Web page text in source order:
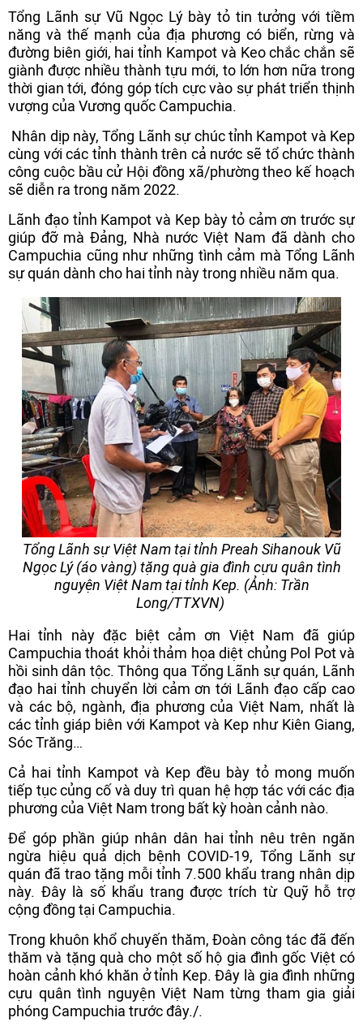
Tổng Lãnh sự Vũ Ngọc Lý bày tỏ tin tưởng với tiềm
năng và thế mạnh của địa phương có biển, rừng và
đường biên giới, hai tỉnh Kampot và Keo chắc chắn sẽ
giành được nhiều thành tựu mới, to lớn hơn nữa trong
thời gian tới, đóng góp tích cực vào sự phát triển thịnh
vượng của Vương quốc Campuchia.
Nhân dịp này, Tổng Lãnh sự chúc tỉnh Kampot và Kep
cùng với các tỉnh thành trên cả nước sẽ tổ chức thành
công cuộc bầu cử Hội đồng xã/phường theo kế hoạch
sẽ diễn ra trong năm 2022.
Lãnh đạo tỉnh Kampot và Kep bày tỏ cảm ơn trước sự
giúp đỡ mà Đảng, Nhà nước Việt Nam đã dành cho
Campuchia cũng như những tình cảm mà Tổng Lãnh
sự quán dành cho hai tỉnh này trong nhiều năm qua.
Tổng Lãnh sự Việt Nam tại tỉnh Preah Sihanouk Vũ
Ngọc Lý (áo vàng) tặng quà gia đình cựu quân tình
nguyện Việt Nam tại tỉnh Kep. (Ảnh: Trần
Long/TTXVN)
Hai tỉnh này đặc biệt cảm ơn Việt Nam đã giúp
Campuchia thoát khỏi thảm họa diệt chủng Pol Pot và
hồi sinh dân tộc. Thông qua Tổng Lãnh sự quán, Lãnh
đạo hai tỉnh chuyển lời cảm ơn tới Lãnh đạo cấp cao
và các bộ, ngành, địa phương của Việt Nam, nhất là
các tỉnh giáp biên với Kampot và Kep như Kiên Giang,
Sóc Trăng…
Cả hai tỉnh Kampot và Kep đều bày tỏ mong muốn
tiếp tục củng cố và duy trì quan hệ hợp tác với các địa
phương của Việt Nam trong bất kỳ hoàn cảnh nào.
Để góp phần giúp nhân dân hai tỉnh nêu trên ngăn
ngừa hiệu quả dịch bệnh COVID-19, Tổng Lãnh sự
quán đã trao tặng mỗi tỉnh 7.500 khẩu trang nhân dịp
này. Đây là số khẩu trang được trích từ Quỹ hỗ trợ
cộng đồng tại Campuchia.
Trong khuôn khổ chuyến thăm, Đoàn công tác đã đến
thăm và tặng quà cho một số hộ gia đình gốc Việt có
hoàn cảnh khó khăn ở tỉnh Kep. Đây là gia đình những
cựu quân tình nguyện Việt Nam từng tham gia giải
phóng Campuchia trước đây./.